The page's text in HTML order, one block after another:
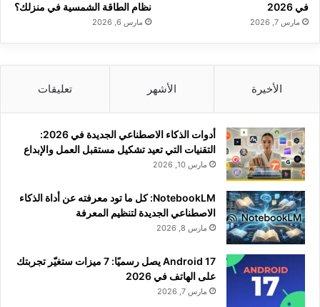
في 2026
مارس 7, 2026
نظام الطاقة الشمسية في منزلك؟
مارس 6, 2026
الأخيرة الأشهر تعليقات
أدوات الذكاء الاصطناعي الجديدة في 2026:
التقنيات التي تعيد تشكيل مستقبل العمل والإبداع
مارس 10, 2026
NotebookLM: كل ما تود معرفته عن أداة الذكاء
الاصطناعي الجديدة لتنظيم المعرفة
مارس 8, 2026
Android 17 يصل رسميًا: 7 ميزات ستغيّر تجربتك
على الهاتف في 2026
مارس 7, 2026